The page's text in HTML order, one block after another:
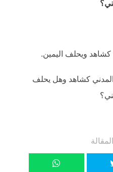
كشاهد ويحلف اليمين.
كشاهد وهل يحلف